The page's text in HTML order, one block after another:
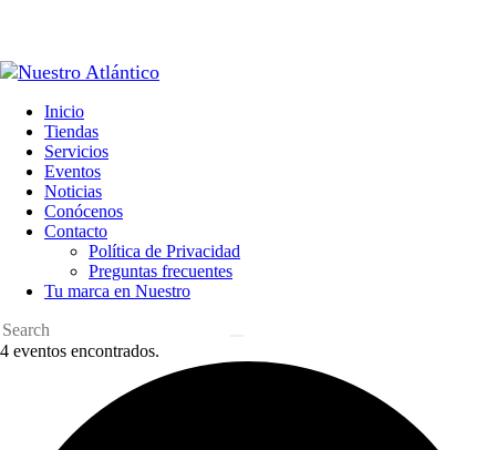
Inicio
Tiendas
Servicios
Eventos
Noticias
Conócenos
Contacto
Política de Privacidad
Preguntas frecuentes
Tu marca en Nuestro
4 eventos encontrados.